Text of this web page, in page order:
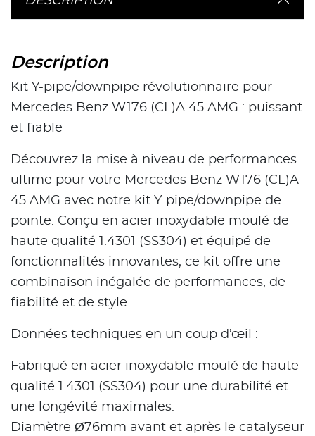
Description
Kit Y-pipe/downpipe révolutionnaire pour
Mercedes Benz W176 (CL)A 45 AMG : puissant
et fiable
Découvrez la mise à niveau de performances
ultime pour votre Mercedes Benz W176 (CL)A
45 AMG avec notre kit Y-pipe/downpipe de
pointe. Conçu en acier inoxydable moulé de
haute qualité 1.4301 (SS304) et équipé de
fonctionnalités innovantes, ce kit offre une
combinaison inégalée de performances, de
fiabilité et de style.
Données techniques en un coup d’œil :
Fabriqué en acier inoxydable moulé de haute
qualité 1.4301 (SS304) pour une durabilité et
une longévité maximales.
Diamètre Ø76mm avant et après le catalyseur